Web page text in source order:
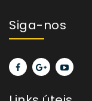
Siga-nos